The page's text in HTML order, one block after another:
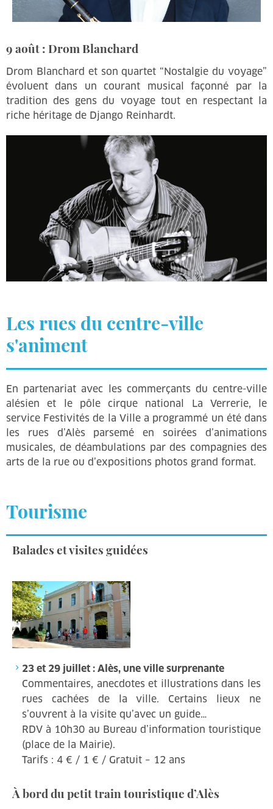
9 août : Drom Blanchard
Drom Blanchard et son quartet “Nostalgie du voyage”
évoluent dans un courant musical façonné par la
tradition des gens du voyage tout en respectant la
riche héritage de Django Reinhardt.
Les rues du centre-ville
s'animent
En partenariat avec les commerçants du centre-ville
alésien et le pôle cirque national La Verrerie, le
service Festivités de la Ville a programmé un été dans
les rues d’Alès parsemé en soirées d’animations
musicales, de déambulations par des compagnies des
arts de la rue ou d’expositions photos grand format.
Tourisme
Balades et visites guidées
23 et 29 juillet : Alès, une ville surprenante
Commentaires, anecdotes et illustrations dans les
rues cachées de la ville. Certains lieux ne
s’ouvrent à la visite qu’avec un guide…
RDV à 10h30 au Bureau d’information touristique
(place de la Mairie).
Tarifs : 4 € / 1 € / Gratuit – 12 ans
À bord du petit train touristique d’Alès